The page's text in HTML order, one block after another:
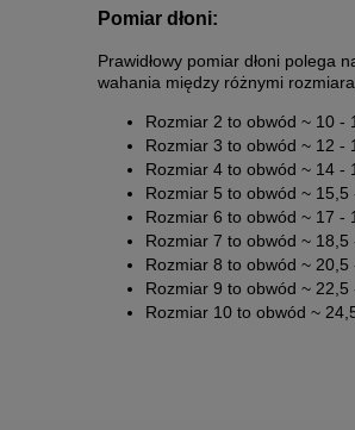
Pomiar dłoni:
Prawidłowy pomiar dłoni polega
wahania między różnymi
Rozmiar 2 to obwód ~ 10 -
Rozmiar 3 to obwód ~ 12 -
Rozmiar 4 to obwód ~ 14 -
Rozmiar 5 to obwód ~ 15,5
Rozmiar 6 to obwód ~ 17 -
Rozmiar 7 to obwód ~ 18,5
Rozmiar 8 to obwód ~ 20,5
Rozmiar 9 to obwód ~ 22,5
Rozmiar 10 to obwód ~